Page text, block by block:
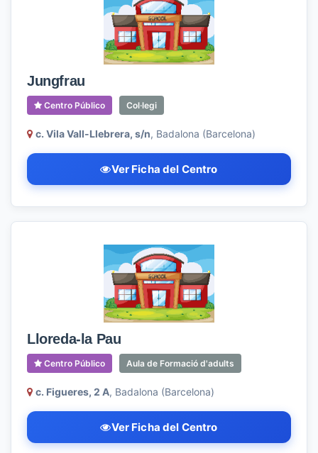
Jungfrau
Centro Público Col·legi
c. Vila Vall-Llebrera, s/n, Badalona (Barcelona)
Ver Ficha del Centro
Lloreda-la Pau
Centro Público Aula de Formació d'adults
c. Figueres, 2 A, Badalona (Barcelona)
Ver Ficha del Centro